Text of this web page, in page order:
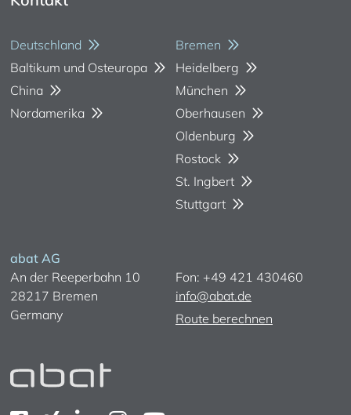
Deutschland
Baltikum und Osteuropa
China
Nordamerika
Bremen
Heidelberg
München
Oberhausen
Oldenburg
Rostock
St. Ingbert
Stuttgart
abat AG
An der Reeperbahn 10
28217 Bremen
Germany
Fon: +49 421 430460
info@abat.de
Route berechnen